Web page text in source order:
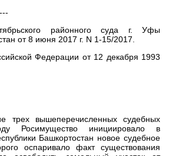
районного суда г. Уфы
от 8 июня 2017 г. N 1-15/2017.
Федерации от 12 декабря 1993
трех вышеперечисленных судебных
Росимущество инициировало в
Башкортостан новое судебное
оспаривало факт существования